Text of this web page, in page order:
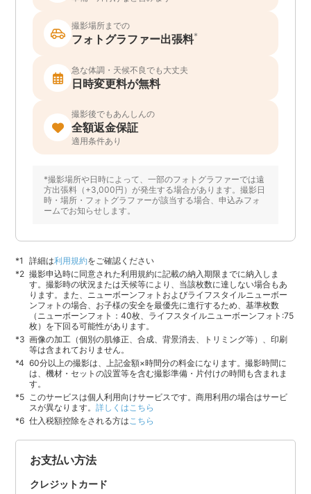
撮影場所までの
フォトグラファー出張料*
急な体調・天候不良でも大丈夫
日時変更料が無料
撮影後でもあんしんの
全額返金保証
適用条件あり
*撮影場所や日時によって、一部のフォトグラファーでは遠
方出張料（+3,000円）が発生する場合があります。撮影日
時・場所・フォトグラファーが該当する場合、申込みフォ
ームでお知らせします。
詳細は利用規約をご確認ください
撮影申込時に同意された利用規約に記載の納入期限までに納入しま
す。撮影時の状況または天候等により、当該枚数に達しない場合もあ
ります。また、ニューボーンフォトおよびライフスタイルニューボー
ンフォトの場合、お子様の安全を最優先に進行するため、基準枚数
（ニューボーンフォト：40枚、ライフスタイルニューボーンフォト:75
枚）を下回る可能性があります。
画像の加工（個別の肌修正、合成、背景消去、トリミング等）、印刷
等は含まれておりません。
60分以上の撮影は、上記金額×時間分の料金になります。撮影時間に
は、機材・セットの設置等を含む撮影準備・片付けの時間も含まれま
す。
このサービスは個人利用向けサービスです。商用利用の場合はサービ
スが異なります。詳しくはこちら
仕入税額控除をされる方はこちら
お支払い方法
クレジットカード